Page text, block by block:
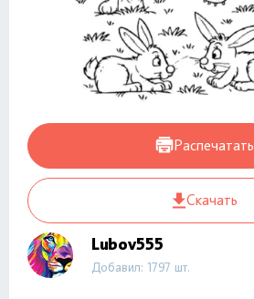
Распечатать
Скачать
Lubov555
Добавил: 1797 шт.